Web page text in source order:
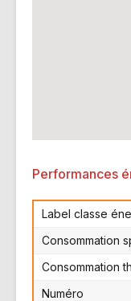
Performances
Label classe
Consommation
Consommation
Numéro